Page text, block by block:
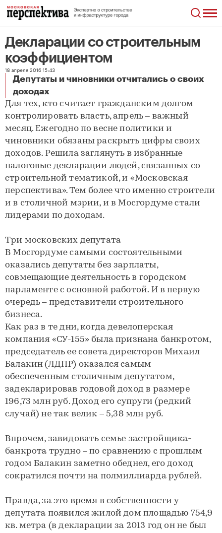
Декларации со строительным
коэффициентом
18 апреля 2016 15:43
Депутаты и чиновники отчитались о своих
доходах
Декларации со строительным коэффициентом
Для тех, кто считает гражданским долгом
контролировать власть, апрель – важный
месяц. Ежегодно по весне политики и
чиновники обязаны раскрыть цифры своих
доходов. Решила заглянуть в избранные
налоговые декларации людей, связанных со
строительной тематикой, и «Московская
перспектива». Тем более что именно строители
и в столичной мэрии, и в Мосгордуме стали
лидерами по доходам.
Три московских депутата
В Мосгордуме самыми состоятельными
оказались депутаты без зарплаты,
совмещающие деятельность в городском
парламенте с основной работой. И в первую
очередь – представители строительного
бизнеса.
Как раз в те дни, когда девелоперская
компания «СУ-155» была признана банкротом,
председатель ее совета директоров Михаил
Балакин (ЛДПР) оказался самым
обеспеченным столичным депутатом,
задекларировав годовой доход в размере
196,73 млн руб. Доход его супруги (редкий
случай) не так велик – 5,38 млн руб.
Впрочем, завидовать семье застройщика-
банкрота трудно – по сравнению с прошлым
годом Балакин заметно обеднел, его доход
сократился почти на полмиллиарда рублей.
Правда, за это время в собственности у
депутата появился жилой дом площадью 754,9
кв. метра (в декларации за 2013 год он не был